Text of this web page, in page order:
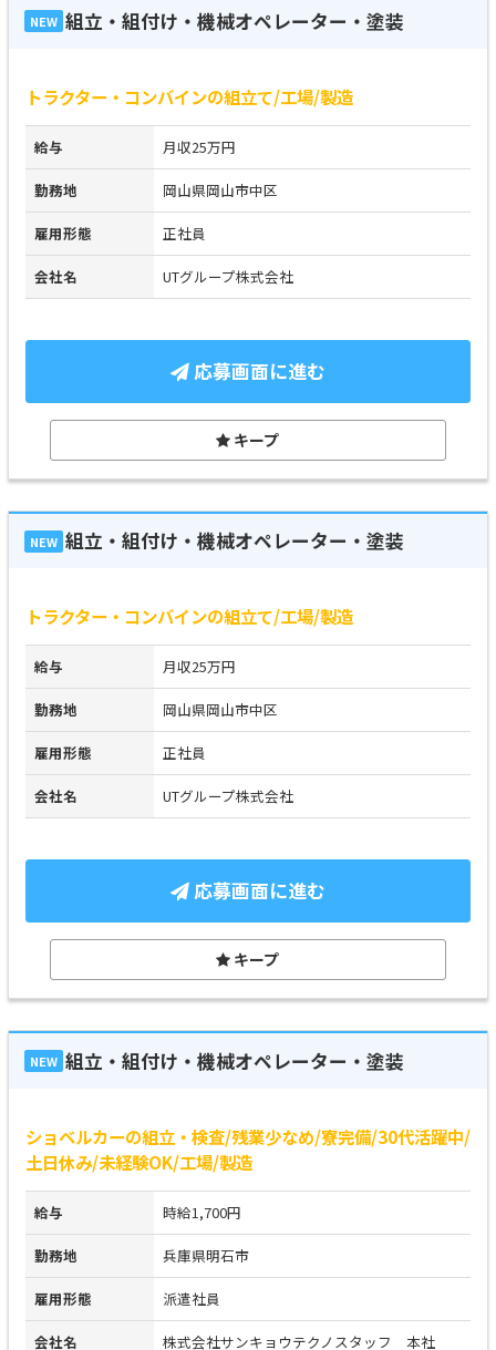
NEW 組立・組付け・機械オペレーター・塗装
トラクター・コンバインの組立て/工場/製造
給与 月収25万円
勤務地 岡山県岡山市中区
雇用形態 正社員
会社名 UTグループ株式会社
応募画面に進む
キープ
NEW 組立・組付け・機械オペレーター・塗装
トラクター・コンバインの組立て/工場/製造
給与 月収25万円
勤務地 岡山県岡山市中区
雇用形態 正社員
会社名 UTグループ株式会社
応募画面に進む
キープ
NEW 組立・組付け・機械オペレーター・塗装
ショベルカーの組立・検査/残業少なめ/寮完備/30代活躍中/
土日休み/未経験OK/工場/製造
給与 時給1,700円
勤務地 兵庫県明石市
雇用形態 派遣社員
会社名 株式会社サンキョウテクノスタッフ 本社